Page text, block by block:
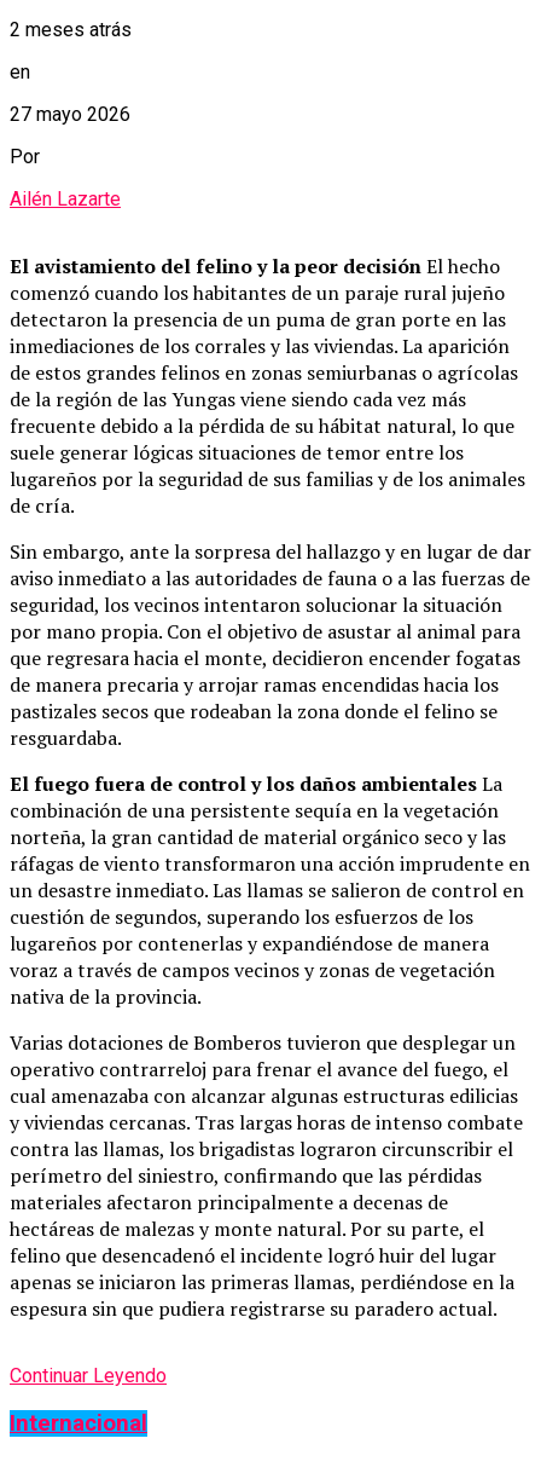
2 meses atrás
en
27 mayo 2026
Por
Ailén Lazarte
El avistamiento del felino y la peor decisiónEl hecho
comenzó cuando los habitantes de un paraje rural jujeño
detectaron la presencia de un puma de gran porte en las
inmediaciones de los corrales y las viviendas. La aparición
de estos grandes felinos en zonas semiurbanas o agrícolas
de la región de las Yungas viene siendo cada vez más
frecuente debido a la pérdida de su hábitat natural, lo que
suele generar lógicas situaciones de temor entre los
lugareños por la seguridad de sus familias y de los animales
de cría.
Sin embargo, ante la sorpresa del hallazgo y en lugar de dar
aviso inmediato a las autoridades de fauna o a las fuerzas de
seguridad, los vecinos intentaron solucionar la situación
por mano propia. Con el objetivo de asustar al animal para
que regresara hacia el monte, decidieron encender fogatas
de manera precaria y arrojar ramas encendidas hacia los
pastizales secos que rodeaban la zona donde el felino se
resguardaba.
El fuego fuera de control y los daños ambientalesLa
combinación de una persistente sequía en la vegetación
norteña, la gran cantidad de material orgánico seco y las
ráfagas de viento transformaron una acción imprudente en
un desastre inmediato. Las llamas se salieron de control en
cuestión de segundos, superando los esfuerzos de los
lugareños por contenerlas y expandiéndose de manera
voraz a través de campos vecinos y zonas de vegetación
nativa de la provincia.
Varias dotaciones de Bomberos tuvieron que desplegar un
operativo contrarreloj para frenar el avance del fuego, el
cual amenazaba con alcanzar algunas estructuras edilicias
y viviendas cercanas. Tras largas horas de intenso combate
contra las llamas, los brigadistas lograron circunscribir el
perímetro del siniestro, confirmando que las pérdidas
materiales afectaron principalmente a decenas de
hectáreas de malezas y monte natural. Por su parte, el
felino que desencadenó el incidente logró huir del lugar
apenas se iniciaron las primeras llamas, perdiéndose en la
espesura sin que pudiera registrarse su paradero actual.
Continuar Leyendo
Internacional